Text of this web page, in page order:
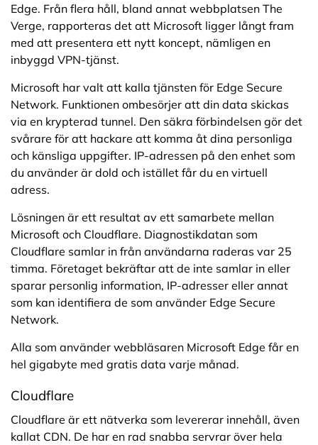
Edge. Från flera håll, bland annat webbplatsen The
Verge, rapporteras det att Microsoft ligger långt fram
med att presentera ett nytt koncept, nämligen en
inbyggd VPN-tjänst.
Microsoft har valt att kalla tjänsten för Edge Secure
Network. Funktionen ombesörjer att din data skickas
via en krypterad tunnel. Den säkra förbindelsen gör det
svårare för att hackare att komma åt dina personliga
och känsliga uppgifter. IP-adressen på den enhet som
du använder är dold och istället får du en virtuell
adress.
Lösningen är ett resultat av ett samarbete mellan
Microsoft och Cloudflare. Diagnostikdatan som
Cloudflare samlar in från användarna raderas var 25
timma. Företaget bekräftar att de inte samlar in eller
sparar personlig information, IP-adresser eller annat
som kan identifiera de som använder Edge Secure
Network.
Alla som använder webbläsaren Microsoft Edge får en
hel gigabyte med gratis data varje månad.
Cloudflare
Cloudflare är ett nätverka som levererar innehåll, även
kallat CDN. De har en rad snabba servrar över hela